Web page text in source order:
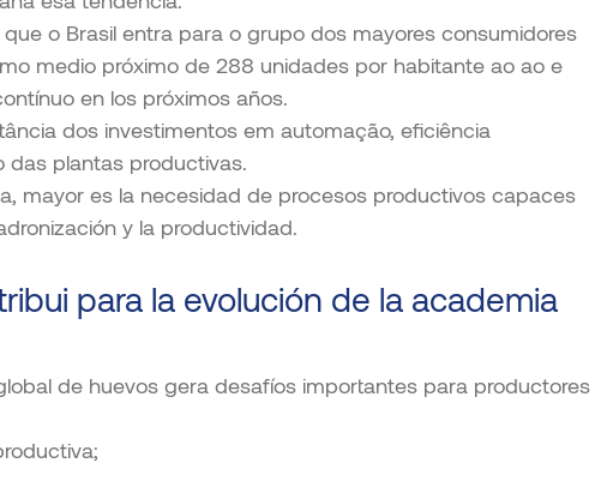
o Brasil entra para o grupo dos mayores consumidores
medio próximo de 288 unidades por habitante ao ao e
en los próximos años.
dos investimentos em automação, eficiência
das plantas productivas.
mayor es la necesidad de procesos productivos capaces
y la productividad.
para la evolución de la academia
de huevos gera desafíos importantes para productores